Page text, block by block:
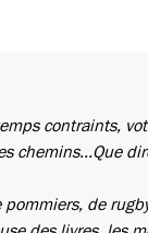
contraints,
chemins...Que
de